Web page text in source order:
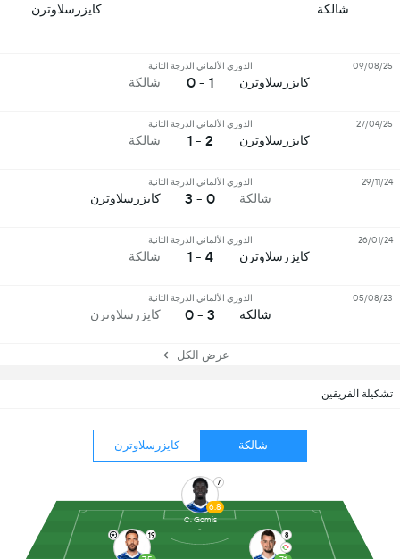
تشكيلة الفريقين
شالكة كايزرسلاوترن
19 8
7
6.8
C. Gomis
شالكة كايزرسلاوترن
كايزرسلاوترن
الدوري الألماني الدرجة الثانية
1 - 0 شالكة
09/08/25
كايزرسلاوترن
الدوري الألماني الدرجة الثانية
2 - 1 شالكة
27/04/25
شالكة
الدوري الألماني الدرجة الثانية
0 - 3 كايزرسلاوترن
29/11/24
كايزرسلاوترن
الدوري الألماني الدرجة الثانية
4 - 1 شالكة
26/01/24
شالكة
الدوري الألماني الدرجة الثانية
3 - 0 كايزرسلاوترن
05/08/23
عرض الكل